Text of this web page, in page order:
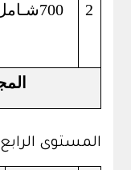
2
700
المستوى الرابع